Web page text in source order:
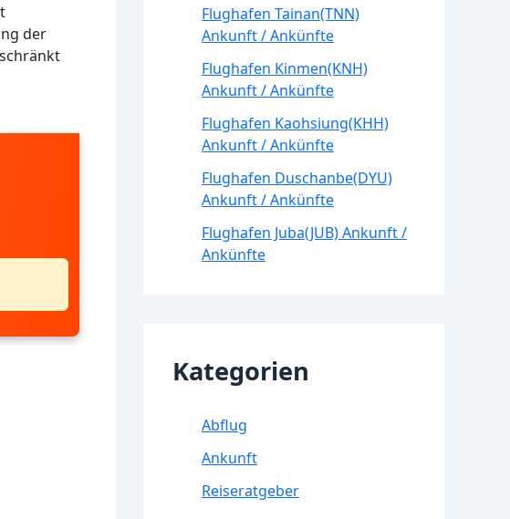
der
Flughafen Tainan(TNN)
Ankunft / Ankünfte
Flughafen Kinmen(KNH)
Ankunft / Ankünfte
Flughafen Kaohsiung(KHH)
Ankunft / Ankünfte
Flughafen Duschanbe(DYU)
Ankunft / Ankünfte
Flughafen Juba(JUB) Ankunft /
Ankünfte
Kategorien
Abflug
Ankunft
Reiseratgeber